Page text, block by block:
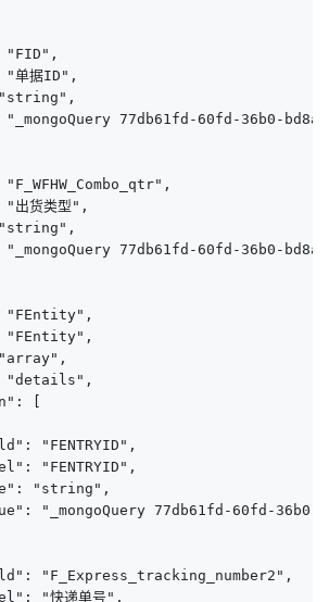
"FID",
单据ID",
"_mongoQuery 77db61fd-60fd-36b0-
出货类型",
"_mongoQuery 77db61fd-60fd-36b0-
"FEntity",
"FEntity",
"details",
[
"FENTRYID",
"FENTRYID",
"string",
"_mongoQuery 77db61fd-60fd-
"F_Express_tracking_number2",
"快递单号",